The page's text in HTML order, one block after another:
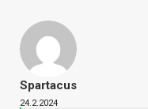
Spartacus
24.2.2024